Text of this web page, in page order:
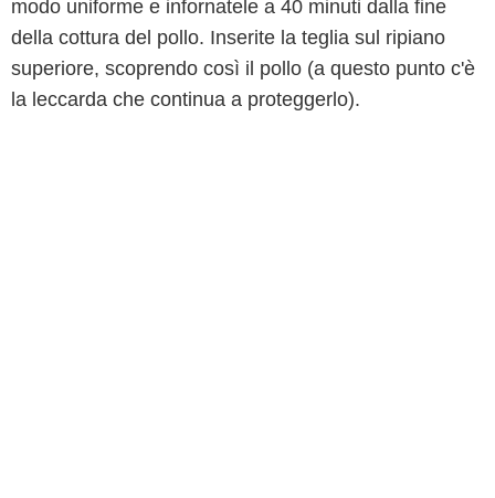
modo uniforme e infornatele a 40 minuti dalla fine
della cottura del pollo. Inserite la teglia sul ripiano
superiore, scoprendo così il pollo (a questo punto c'è
la leccarda che continua a proteggerlo).